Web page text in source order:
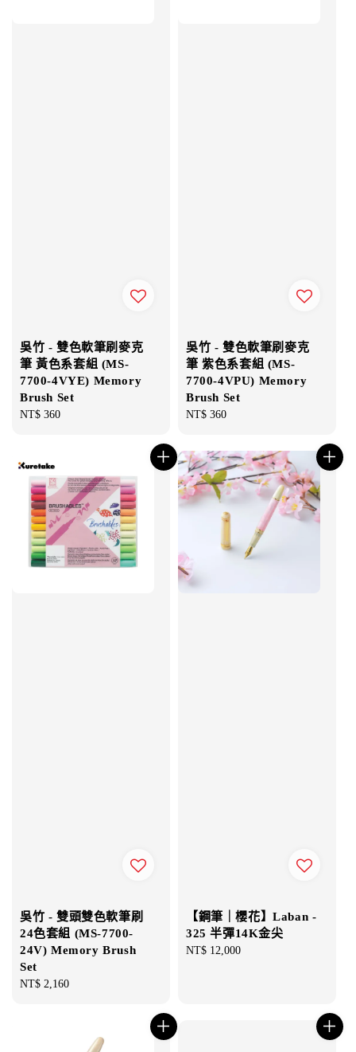
吳竹 - 雙色軟筆刷麥克
筆 黃色系套組 (MS-
7700-4VYE) Memory
Brush Set
Regular
NT$ 360
吳竹 - 雙色軟筆刷麥克
筆 紫色系套組 (MS-
7700-4VPU) Memory
Brush Set
Regular
NT$ 360
吳竹 - 雙頭雙色軟筆刷
24色套組 (MS-7700-
24V) Memory Brush
Set
Regular
NT$ 2,160
【鋼筆｜櫻花】Laban -
325 半彈14K金尖
Regular
NT$ 12,000